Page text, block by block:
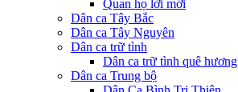
Quan họ lời mới
Dân ca Tây Bắc
Dân ca Tây Nguyên
Dân ca trữ tình
Dân ca trữ tình quê hương
Dân ca Trung bộ